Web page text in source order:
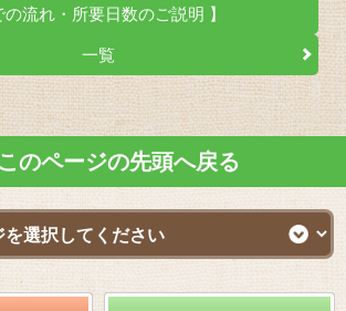
の流れ・所要日数のご説明 】
一覧
このページの先頭へ戻る